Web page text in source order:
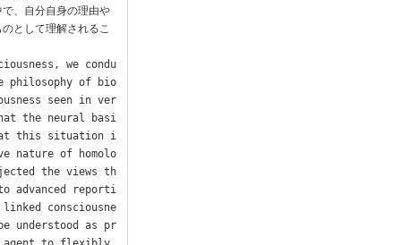
、自分自身の理由や
として理解されるこ
we condu
philosophy of bio
seen in ver
the neural basi
this situation i
nature of homolo
the views th
advanced reporti
consciousne
understood as pr